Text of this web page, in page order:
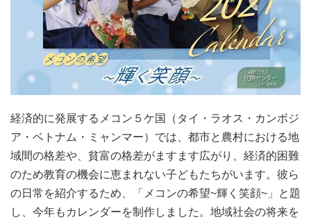
経済的に発展するメコン５ケ国（タイ・ラオス・カンボジ
ア・ベトナム・ミャンマー）では、都市と農村における地
域間の格差や、貧富の格差がますます広がり、経済的困難
のため教育の機会に恵まれない子どもたちがいます。彼ら
の日常を紹介するため、「メコンの希望~輝く笑顔~」と題
し、今年もカレンダーを制作しました。地域社会の将来を